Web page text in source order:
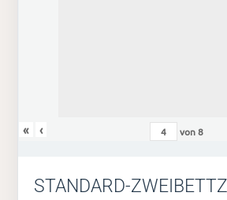
« ‹ von8
STANDARD-